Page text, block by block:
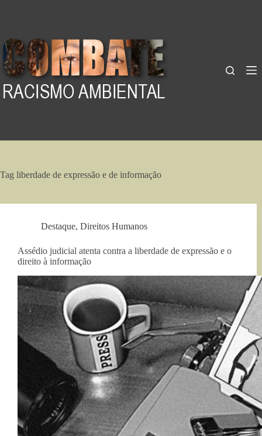
Tag liberdade de expressão e de informação
Destaque, Direitos Humanos
Assédio judicial atenta contra a liberdade de expressão e o
direito à informação